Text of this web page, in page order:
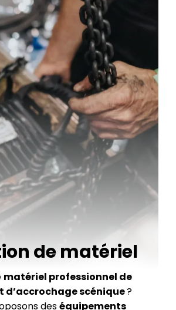
de matériel
matériel professionnel de
d’accrochage scénique?
deséquipements